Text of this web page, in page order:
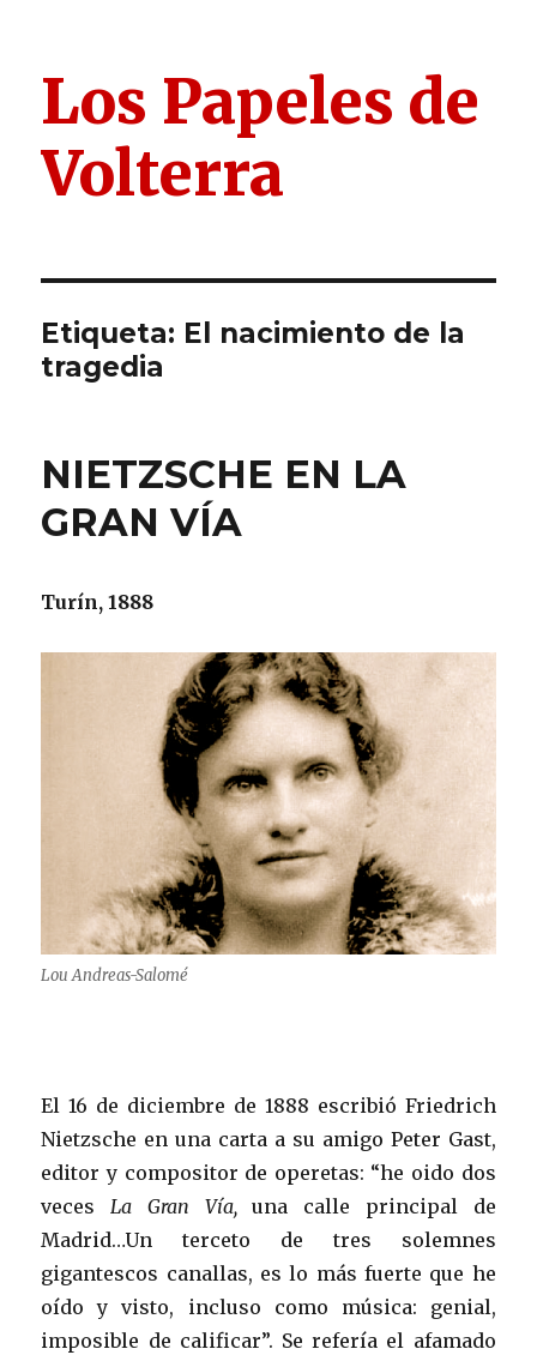
Los Papeles de
Volterra
Etiqueta: El nacimiento de la
tragedia
NIETZSCHE EN LA
GRAN VÍA
Turín, 1888
Lou Andreas-Salomé
El 16 de diciembre de 1888 escribió Friedrich
Nietzsche en una carta a su amigo Peter Gast,
editor y compositor de operetas: “he oido dos
vecesLa Gran Vía,una calle principal de
Madrid…Un terceto de tres solemnes
gigantescos canallas, es lo más fuerte que he
oído y visto, incluso como música: genial,
imposible de calificar”. Se refería el afamado